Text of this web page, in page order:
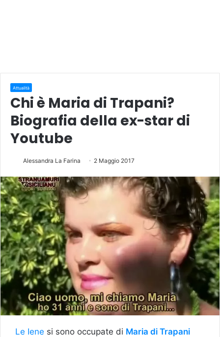
Attualità
Chi è Maria di Trapani?
Biografia della ex-star di
Youtube
Alessandra La Farina 2 Maggio 2017
Le Iene si sono occupate di Maria di Trapani